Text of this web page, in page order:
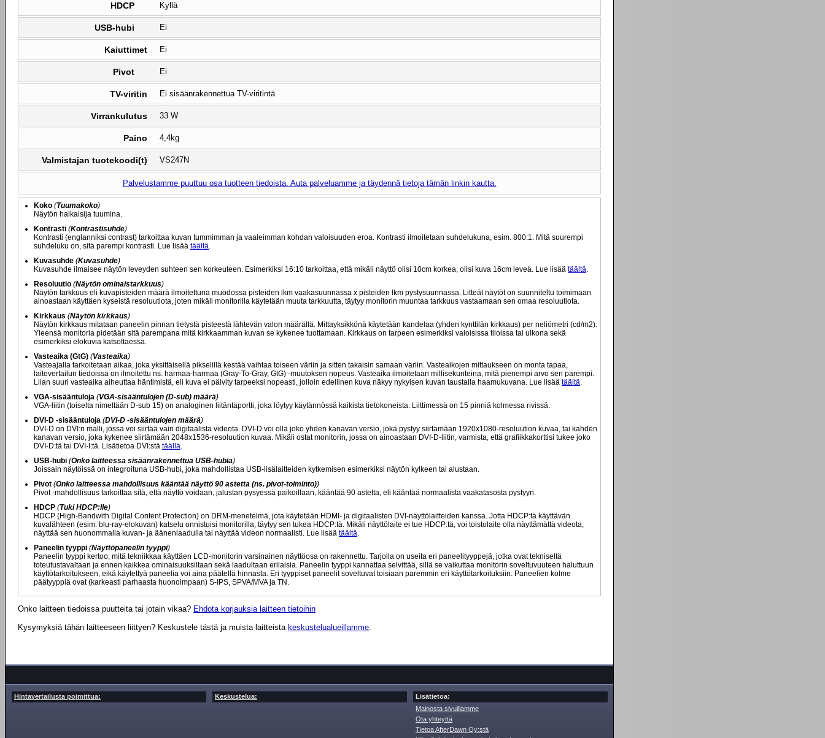
HDCP Kyllä
USB-hubi Ei
Kaiuttimet Ei
Pivot Ei
TV-viritin Ei sisäänrakennettua TV-viritintä
Virrankulutus 33 W
Paino 4,4kg
Valmistajan tuotekoodi(t) VS247N
Palvelustamme puuttuu osa tuotteen tiedoista. Auta palveluamme ja täydennä tietoja tämän linkin kautta.
Koko (Tuumakoko)
Näytön halkaisija tuumina.
Kontrasti (Kontrastisuhde)
Kontrasti (englanniksi contrast) tarkoittaa kuvan tummimman ja vaaleimman kohdan valoisuuden eroa. Kontrasti ilmoitetaan suhdelukuna, esim. 800:1. Mitä suurempi
suhdeluku on, sitä parempi kontrasti. Lue lisää täältä.
Kuvasuhde (Kuvasuhde)
Kuvasuhde ilmaisee näytön leveyden suhteen sen korkeuteen. Esimerkiksi 16:10 tarkoittaa, että mikäli näyttö olisi 10cm korkea, olisi kuva 16cm leveä. Lue lisää täältä.
Resoluutio (Näytön ominaistarkkuus)
Näytön tarkkuus eli kuvapisteiden määrä ilmoitettuna muodossa pisteiden lkm vaakasuunnassa x pisteiden lkm pystysuunnassa. Litteät näytöt on suunniteltu toimimaan
ainoastaan käyttäen kyseistä resoluutiota, joten mikäli monitorilla käytetään muuta tarkkuutta, täytyy monitorin muuntaa tarkkuus vastaamaan sen omaa resoluutiota.
Kirkkaus (Näytön kirkkaus)
Näytön kirkkaus mitataan paneelin pinnan tietystä pisteestä lähtevän valon määrällä. Mittayksikkönä käytetään kandelaa (yhden kynttilän kirkkaus) per neliömetri (cd/m2).
Yleensä monitoria pidetään sitä parempana mitä kirkkaamman kuvan se kykenee tuottamaan. Kirkkaus on tarpeen esimerkiksi valoisissa tiloissa tai ulkona sekä
esimerkiksi elokuvia katsottaessa.
Vasteaika (GtG) (Vasteaika)
Vasteajalla tarkoitetaan aikaa, joka yksittäisellä pikselillä kestää vaihtaa toiseen väriin ja sitten takaisin samaan väriin. Vasteaikojen mittaukseen on monta tapaa,
laitevertailun tiedoissa on ilmoitettu ns. harmaa-harmaa (Gray-To-Gray, GtG) -muutoksen nopeus. Vasteaika ilmoitetaan millisekunteina, mitä pienempi arvo sen parempi.
Liian suuri vasteaika aiheuttaa häntimistä, eli kuva ei päivity tarpeeksi nopeasti, jolloin edellinen kuva näkyy nykyisen kuvan taustalla haamukuvana. Lue lisää täältä.
VGA-sisääntuloja (VGA-sisääntulojen (D-sub) määrä)
VGA-liitin (toiselta nimeltään D-sub 15) on analoginen liitäntäportti, joka löytyy käytännössä kaikista tietokoneista. Liittimessä on 15 pinniä kolmessa rivissä.
DVI-D -sisääntuloja (DVI-D -sisääntulojen määrä)
DVI-D on DVI:n malli, jossa voi siirtää vain digitaalista videota. DVI-D voi olla joko yhden kanavan versio, joka pystyy siirtämään 1920x1080-resoluution kuvaa, tai kahden
kanavan versio, joka kykenee siirtämään 2048x1536-resoluution kuvaa. Mikäli ostat monitorin, jossa on ainoastaan DVI-D-liitin, varmista, että grafiikkakorttisi tukee joko
DVI-D:tä tai DVI-I:tä. Lisätietoa DVI:stä täällä.
USB-hubi (Onko laitteessa sisäänrakennettua USB-hubia)
Joissain näytöissä on integroituna USB-hubi, joka mahdollistaa USB-lisälaitteiden kytkemisen esimerkiksi näytön kylkeen tai alustaan.
Pivot (Onko laitteessa mahdollisuus kääntää näyttö 90 astetta (ns. pivot-toiminto))
Pivot -mahdollisuus tarkoittaa sitä, että näyttö voidaan, jalustan pysyessä paikoillaan, kääntää 90 astetta, eli kääntää normaalista vaakatasosta pystyyn.
HDCP (Tuki HDCP:lle)
HDCP (High-Bandwith Digital Content Protection) on DRM-menetelmä, jota käytetään HDMI- ja digitaalisten DVI-näyttölaitteiden kanssa. Jotta HDCP:tä käyttävän
kuvalähteen (esim. blu-ray-elokuvan) katselu onnistuisi monitorilla, täytyy sen tukea HDCP:tä. Mikäli näyttölaite ei tue HDCP:tä, voi toistolaite olla näyttämättä videota,
näyttää sen huonommalla kuvan- ja äänenlaadulla tai näyttää videon normaalisti. Lue lisää täältä.
Paneelin tyyppi (Näyttöpaneelin tyyppi)
Paneelin tyyppi kertoo, mitä tekniikkaa käyttäen LCD-monitorin varsinainen näyttöosa on rakennettu. Tarjolla on useita eri paneelityyppejä, jotka ovat tekniseltä
toteutustavaltaan ja ennen kaikkea ominaisuuksiltaan sekä laadultaan erilaisia. Paneelin tyyppi kannattaa selvittää, sillä se vaikuttaa monitorin soveltuvuuteen haluttuun
käyttötarkoitukseen, eikä käytettyä paneelia voi aina päätellä hinnasta. Eri tyyppiset paneelit soveltuvat toisiaan paremmin eri käyttötarkoituksiin. Paneelien kolme
päätyyppiä ovat (karkeasti parhaasta huonoimpaan) S-IPS, SPVA/MVA ja TN.
Onko laitteen tiedoissa puutteita tai jotain vikaa? Ehdota korjauksia laitteen tietoihin
Kysymyksiä tähän laitteeseen liittyen? Keskustele tästä ja muista laitteista keskustelualueillamme.
Hintavertailusta poimittua: Keskustelua:
Lisätietoa:
Mainosta sivuillamme
Ota yhteyttä
Tietoa AfterDawn Oy:stä